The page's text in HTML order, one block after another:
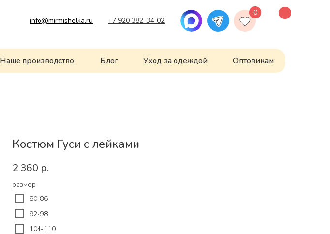
Наше производство Уход за одеждой
+7 920 382-34-02
info@mirmishelka.ru
Оптовикам
Блог
0
Костюм Гуси с лейками
2 360 р.
размер
80-86
92-98
104-110